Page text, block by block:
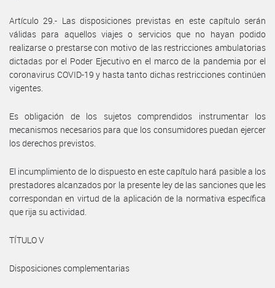
Artículo 29.- Las disposiciones previstas en este capítulo serán
válidas para aquellos viajes o servicios que no hayan podido
realizarse o prestarse con motivo de las restricciones ambulatorias
dictadas por el Poder Ejecutivo en el marco de la pandemia por el
coronavirus COVID-19 y hasta tanto dichas restricciones continúen
vigentes.
Es obligación de los sujetos comprendidos instrumentar los
mecanismos necesarios para que los consumidores puedan ejercer
los derechos previstos.
El incumplimiento de lo dispuesto en este capítulo hará pasible a los
prestadores alcanzados por la presente ley de las sanciones que les
correspondan en virtud de la aplicación de la normativa específica
que rija su actividad.
TÍTULO V
Disposiciones complementarias